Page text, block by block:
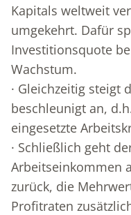
Kapitals weltweit
umgekehrt. Dafür
Investitionsquote
Wachstum.
· Gleichzeitig steigt
beschleunigt an,
eingesetzte
· Schließlich geht
Arbeitseinkommen
zurück, die
Profitraten